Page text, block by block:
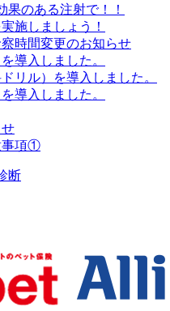
果のある注射で！！
施しましょう！
時間変更のお知らせ
導入しました。
リル）を導入しました。
導入しました。
事項①